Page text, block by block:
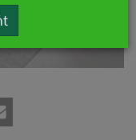
neues Radisson